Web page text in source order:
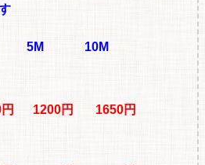
5M 10M
円 1200円 1650円